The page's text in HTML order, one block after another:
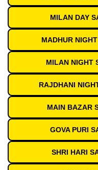
MILAN DAY
MADHUR
MILAN NIGHT
RAJDHANI
MAIN BAZAR
GOVA PURI
SHRI HARI